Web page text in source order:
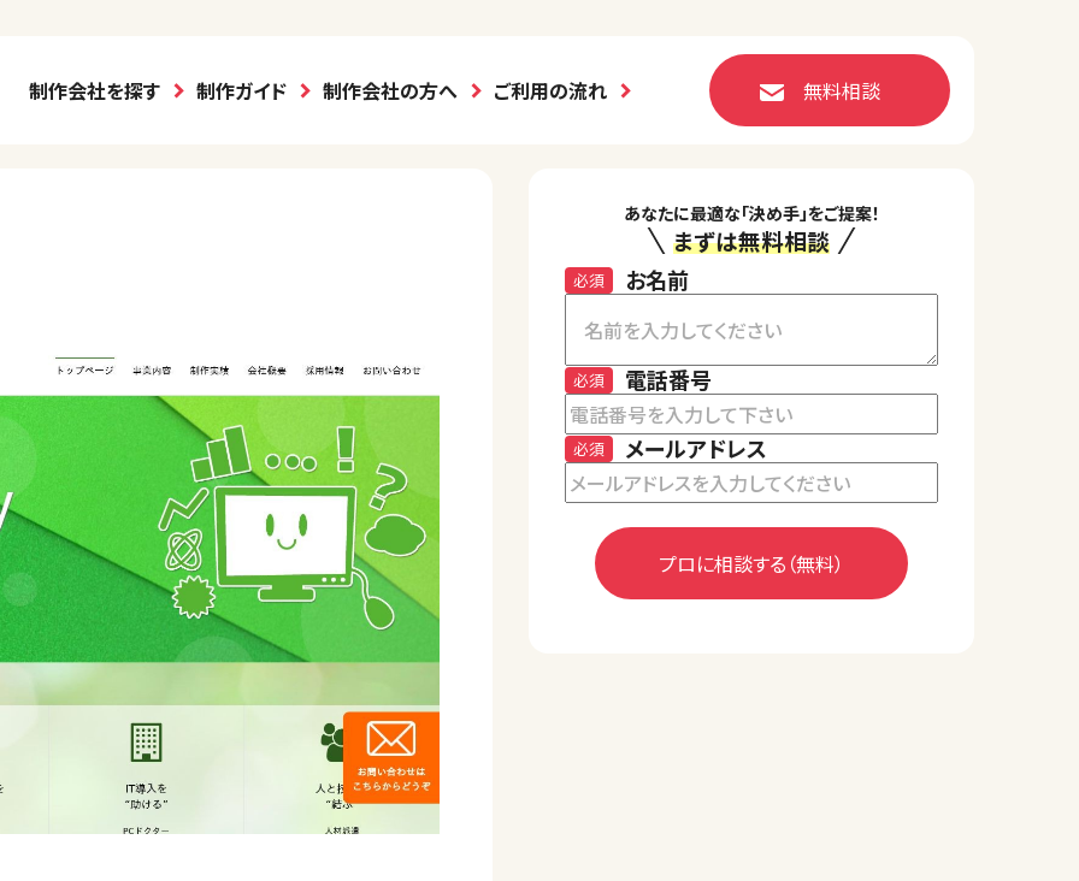
制作会社を探す 制作ガイド 制作会社の方へ ご利用の流れ 無料相談
あなたに最適な「決め手」をご提案！
まずは無料相談
お名前
必須
電話番号
必須
メールアドレス
必須